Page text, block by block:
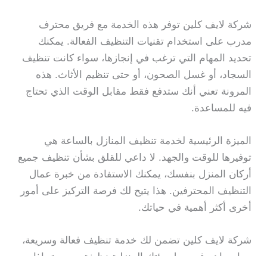
شركة لايف كلين توفر هذه الخدمة مع فريق محترف
مدرب على استخدام تقنيات التنظيف الفعالة. يمكنك
تحديد المهام التي ترغب في إنجازها، سواء كانت تنظيف
السجاد، أو غسل الصحون، أو حتى تنظيم الأثاث. هذه
المرونة تعني أنك ستدفع فقط مقابل الوقت الذي تحتاج
فيه للمساعدة.
الميزة الرئيسية لخدمة تنظيف المنازل بالساعة هي
توفيرها للوقت والجهد. لا داعي للقلق بشأن تنظيف جميع
أركان المنزل بنفسك، يمكنك الاستفادة من خبرة عمال
التنظيف المحترفين. هذا يتيح لك فرصة التركيز على أمور
أخرى أكثر أهمية في حياتك.
شركة لايف كلين تضمن لك خدمة تنظيف فعالة وسريعة،